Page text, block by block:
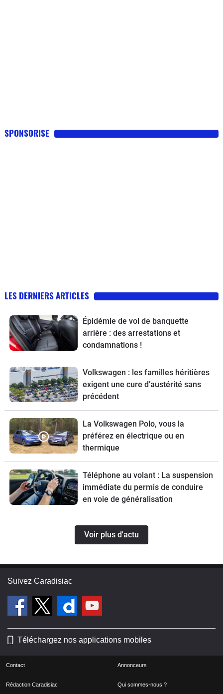
SPONSORISE
LES DERNIERS ARTICLES
Épidémie de vol de banquette
arrière : des arrestations et
condamnations !
Volkswagen : les familles héritières
exigent une cure d’austérité sans
précédent
La Volkswagen Polo, vous la
préférez en électrique ou en
thermique
Téléphone au volant : La suspension
immédiate du permis de conduire
en voie de généralisation
Voir plus d'actu
Suivez Caradisiac
Téléchargez nos applications mobiles
Contact Annonceurs
Rédaction Caradisiac Qui sommes-nous ?